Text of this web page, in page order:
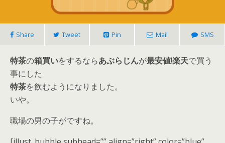
Share Tweet Pin Mail SMS
特茶の箱買いをするならあぶらじんが最安値!楽天で買う
事にした
特茶を飲むようになりました。
いや。
職場の男の子がですね。